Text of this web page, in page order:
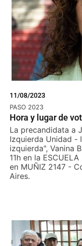
11/08/2023
PASO 2023
Hora y lugar de
La precandidata a
Izquierda Unidad -
izquierda", Vanina
11h en la
en MUÑIZ 2147 -
Aires.